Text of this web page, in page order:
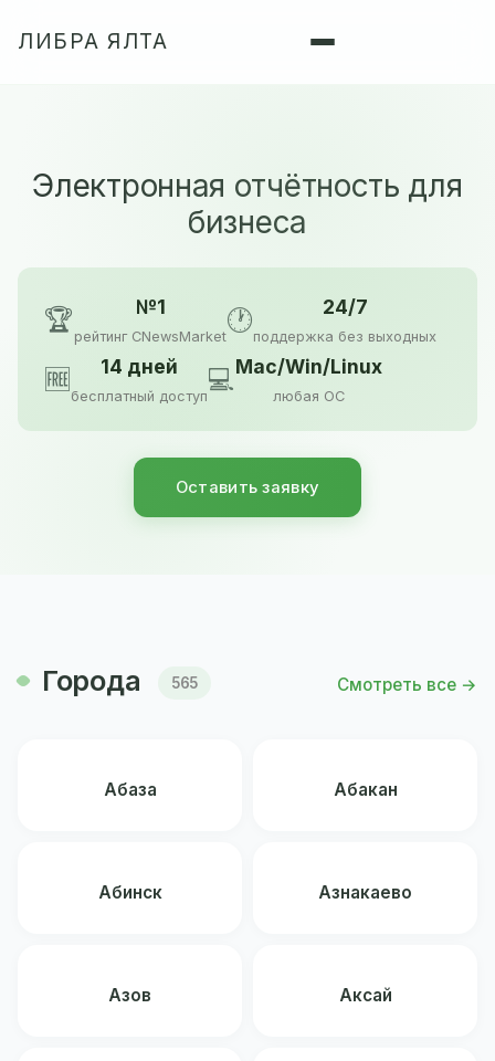
ЛИБРА ЯЛТА
Электронная отчётность для
бизнеса
🏆 №1
рейтинг CNewsMarket
🕐 24/7
поддержка без выходных
🆓 14 дней
бесплатный доступ
💻Mac/Win/Linux
любая ОС
Оставить заявку
Города 565 Смотреть все →
Абаза Абакан
Абинск Азнакаево
Азов Аксай